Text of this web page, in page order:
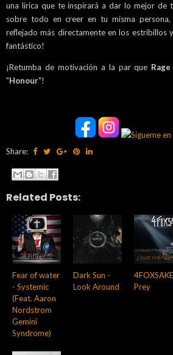
una lirica que te inspirará a dar lo mejor de
sobre todo en creer en tu misma
reflejado más directamente en los estribillos
fantástico!
¡Retumba de motivación a la par que
"Honour"!
Share:
Related Posts:
Fear of water
- Systemic
(Feat. Aaron
Nordstrom
Gemini
Syndrome)
Dark Sun -
Look Around
Prey